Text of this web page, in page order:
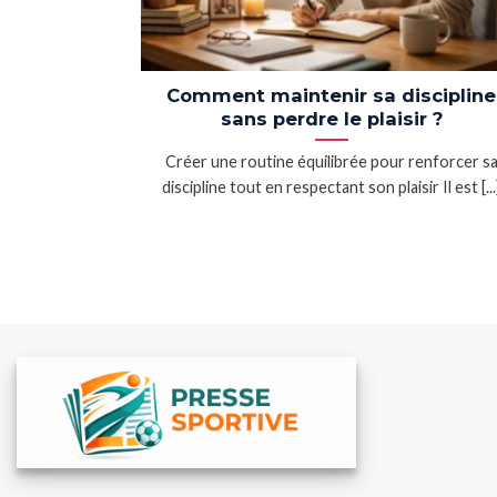
Comment maintenir sa discipline
sans perdre le plaisir ?
Créer une routine équilibrée pour renforcer sa
discipline tout en respectant son plaisir Il est [...]